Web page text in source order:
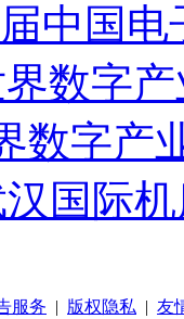
中国
数字
数字产
国际
服务 | 版权隐私 | 友